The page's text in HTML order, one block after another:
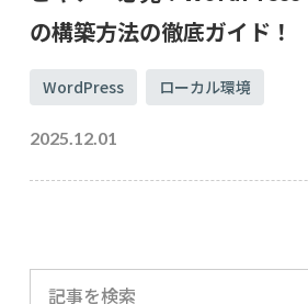
の構築方法の徹底ガイド！
WordPress ローカル環境
2025.12.01